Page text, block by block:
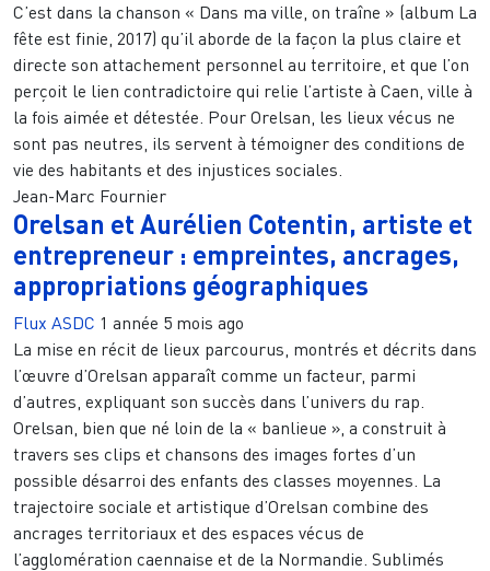
C’est dans la chanson « Dans ma ville, on traîne » (album La
fête est finie, 2017) qu’il aborde de la façon la plus claire et
directe son attachement personnel au territoire, et que l’on
perçoit le lien contradictoire qui relie l’artiste à Caen, ville à
la fois aimée et détestée. Pour Orelsan, les lieux vécus ne
sont pas neutres, ils servent à témoigner des conditions de
vie des habitants et des injustices sociales.
Jean-Marc Fournier
Orelsan et Aurélien Cotentin, artiste et
entrepreneur : empreintes, ancrages,
appropriations géographiques
Flux ASDC 1 année 5 mois ago
La mise en récit de lieux parcourus, montrés et décrits dans
l’œuvre d’Orelsan apparaît comme un facteur, parmi
d’autres, expliquant son succès dans l’univers du rap.
Orelsan, bien que né loin de la « banlieue », a construit à
travers ses clips et chansons des images fortes d’un
possible désarroi des enfants des classes moyennes. La
trajectoire sociale et artistique d’Orelsan combine des
ancrages territoriaux et des espaces vécus de
l’agglomération caennaise et de la Normandie. Sublimés